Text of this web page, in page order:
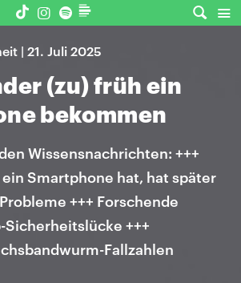
| 21. Juli 2025
(zu) früh ein
bekommen
Wissensnachrichten: +++
Smartphone hat, hat später
+++ Forschende
+++
Fallzahlen